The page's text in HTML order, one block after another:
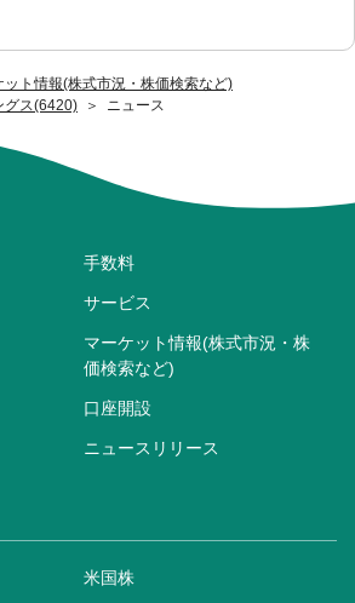
ット情報(株式市況・株価検索など)
グス(6420)
ニュース
手数料
サービス
マーケット情報(株式市況・株
価検索など)
口座開設
ニュースリリース
米国株